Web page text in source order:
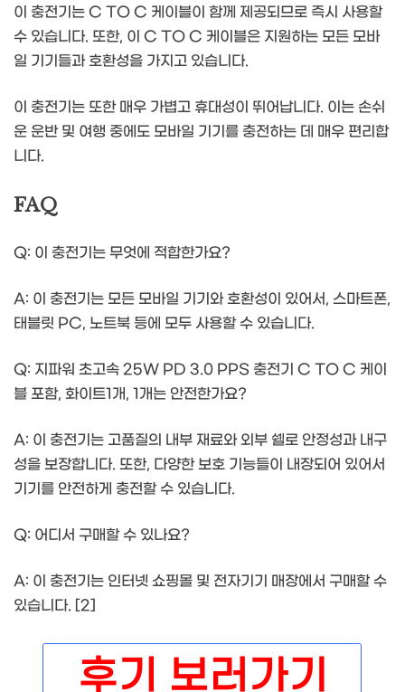
이 충전기는 C TO C 케이블이 함께 제공되므로 즉시 사용할
수 있습니다. 또한, 이 C TO C 케이블은 지원하는 모든 모바
일 기기들과 호환성을 가지고 있습니다.
이 충전기는 또한 매우 가볍고 휴대성이 뛰어납니다. 이는 손쉬
운 운반 및 여행 중에도 모바일 기기를 충전하는 데 매우 편리합
니다.
FAQ
Q: 이 충전기는 무엇에 적합한가요?
A: 이 충전기는 모든 모바일 기기와 호환성이 있어서, 스마트폰,
태블릿 PC, 노트북 등에 모두 사용할 수 있습니다.
Q: 지파워 초고속 25W PD 3.0 PPS 충전기 C TO C 케이
블 포함, 화이트1개, 1개는 안전한가요?
A: 이 충전기는 고품질의 내부 재료와 외부 쉘로 안정성과 내구
성을 보장합니다. 또한, 다양한 보호 기능들이 내장되어 있어서
기기를 안전하게 충전할 수 있습니다.
Q: 어디서 구매할 수 있나요?
A: 이 충전기는 인터넷 쇼핑몰 및 전자기기 매장에서 구매할 수
있습니다. [2]